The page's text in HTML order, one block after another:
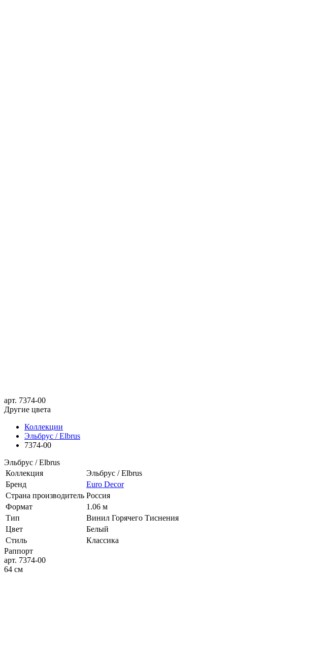
арт. 7374-00
Другие цвета
Коллекции
Эльбрус / Elbrus
7374-00
Эльбрус / Elbrus
Коллекция
Эльбрус / Elbrus
Бренд
Euro Decor
Страна производитель Россия
Формат
1.06 м
Тип
Винил Горячего Тиснения
Цвет
Белый
Стиль
Классика
Раппорт
арт. 7374-00
64 см